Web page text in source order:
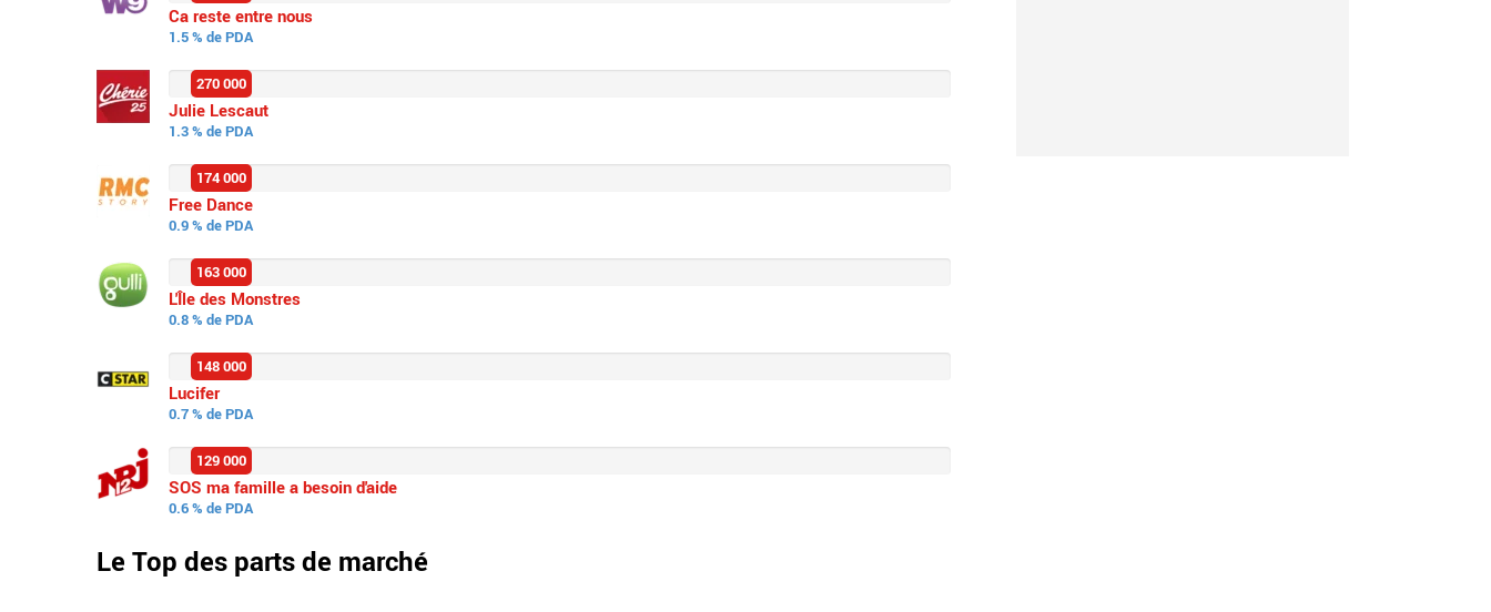
Ca reste entre nous
1.5 % de PDA
Julie Lescaut
1.3 % de PDA
270 000
Free Dance
0.9 % de PDA
174 000
L'Île des Monstres
0.8 % de PDA
163 000
Lucifer
0.7 % de PDA
148 000
SOS ma famille a besoin d'aide
0.6 % de PDA
129 000
Le Top des parts de marché